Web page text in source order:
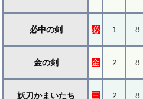
必中の剣 必 1 8
金の剣 金 2 8
妖刀かまいたち 三 2 8